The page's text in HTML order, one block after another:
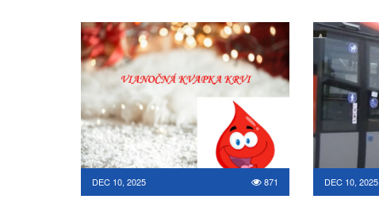
DEC 10, 2025 871 DEC 10, 2025